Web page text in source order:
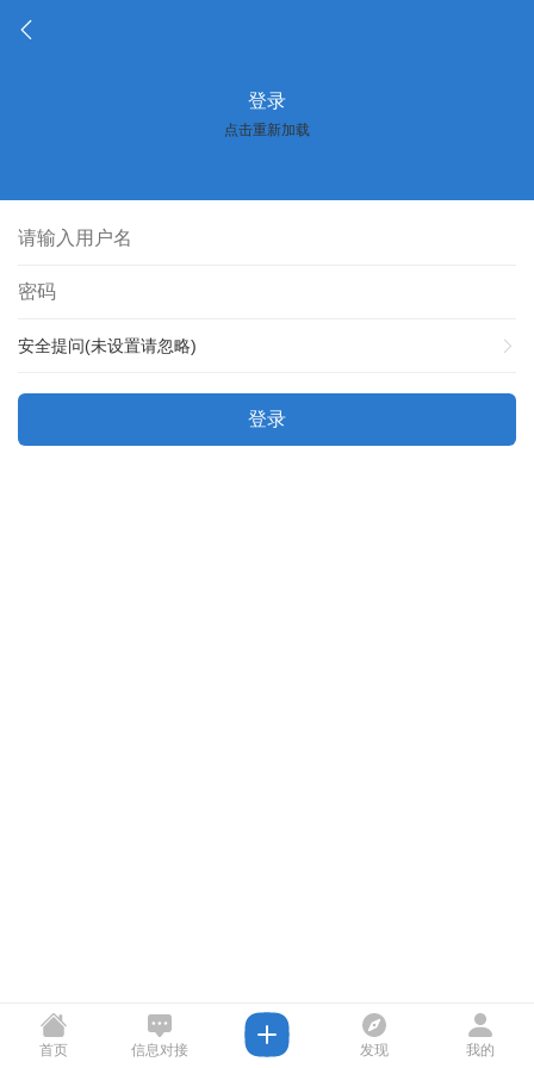
登录
点击重新加载
安全提问(未设置请忽略)
登录
首页 信息对接 发现 我的